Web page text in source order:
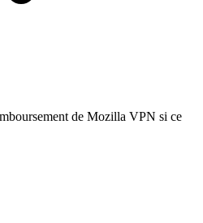
de Mozilla VPN si ce